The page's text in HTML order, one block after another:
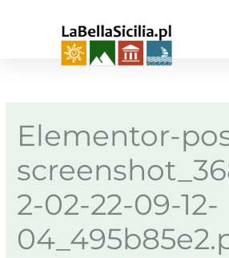
Elementor-
2-02-22-09-12-